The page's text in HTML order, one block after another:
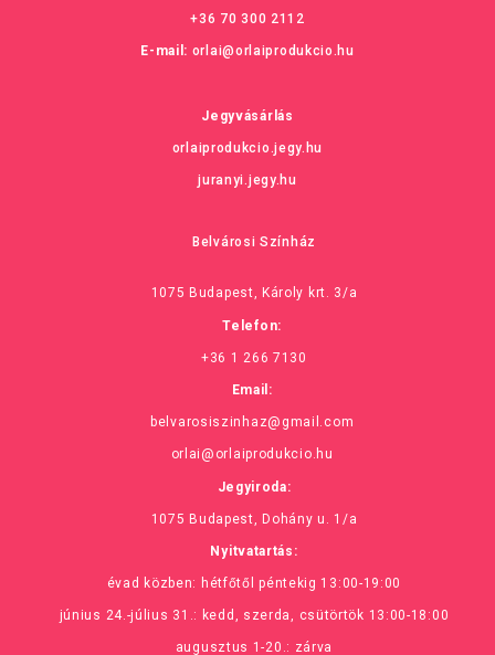
+36 70 300 2112
E-mail: orlai@orlaiprodukcio.hu
Jegyvásárlás
orlaiprodukcio.jegy.hu
juranyi.jegy.hu
Belvárosi Színház
1075 Budapest, Károly krt. 3/a
Telefon:
+36 1 266 7130
Email:
belvarosiszinhaz@gmail.com
orlai@orlaiprodukcio.hu
Jegyiroda:
1075 Budapest, Dohány u. 1/a
Nyitvatartás:
évad közben: hétfőtől péntekig 13:00-19:00
június 24.-július 31.: kedd, szerda, csütörtök 13:00-18:00
augusztus 1-20.: zárva